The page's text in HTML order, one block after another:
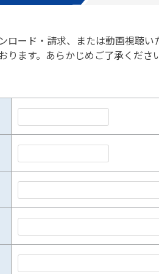
ード・請求、または動画視聴い
ます。あらかじめご了承ください